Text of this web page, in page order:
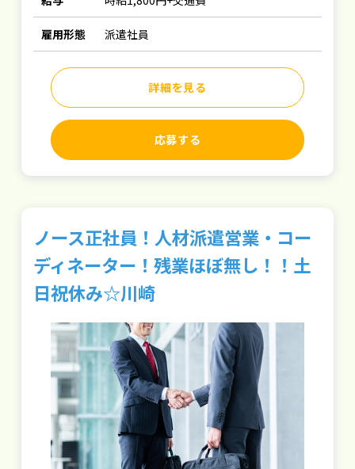
雇用形態 派遣社員
詳細を見る
応募する
ノース正社員！人材派遣営業・コー
ディネーター！残業ほぼ無し！！土
日祝休み☆川崎